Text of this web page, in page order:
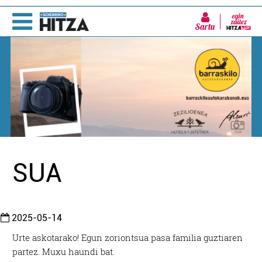
Sartu
SUA
2025-05-14
Urte askotarako! Egun zoriontsua pasa familia guztiaren
partez. Muxu haundi bat.